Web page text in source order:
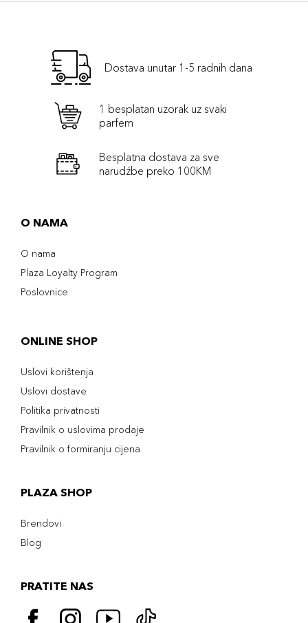
Dostava unutar 1-5 radnih dana
1 besplatan uzorak uz svaki
parfem
Besplatna dostava za sve
narudźbe preko 100KM
O NAMA
O nama
Plaza Loyalty Program
Poslovnice
ONLINE SHOP
Uslovi korištenja
Uslovi dostave
Politika privatnosti
Pravilnik o uslovima prodaje
Pravilnik o formiranju cijena
PLAZA SHOP
Brendovi
Blog
PRATITE NAS